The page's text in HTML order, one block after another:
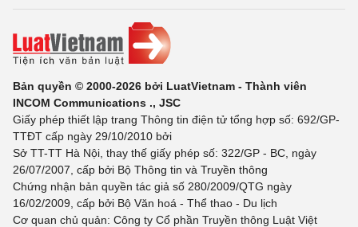
Bản quyền © 2000-2026 bởi LuatVietnam - Thành viên
INCOM Communications ., JSC
Giấy phép thiết lập trang Thông tin điện tử tổng hợp số: 692/GP-
TTĐT cấp ngày 29/10/2010 bởi
Sở TT-TT Hà Nội, thay thế giấy phép số: 322/GP - BC, ngày
26/07/2007, cấp bởi Bộ Thông tin và Truyền thông
Chứng nhận bản quyền tác giả số 280/2009/QTG ngày
16/02/2009, cấp bởi Bộ Văn hoá - Thể thao - Du lịch
Cơ quan chủ quản: Công ty Cổ phần Truyền thông Luật Việt